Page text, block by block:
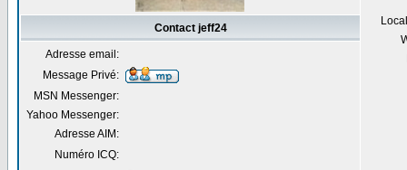
Contact jeff24
Adresse email:
Message Privé:
MSN Messenger:
Yahoo Messenger:
Adresse AIM:
Numéro ICQ: